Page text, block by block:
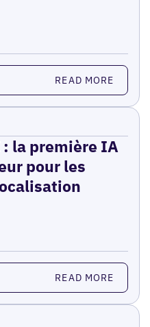
READ MORE
la première IA
pour les
READ MORE